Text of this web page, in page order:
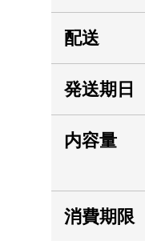
配送
発送期日
内容量
消費期限